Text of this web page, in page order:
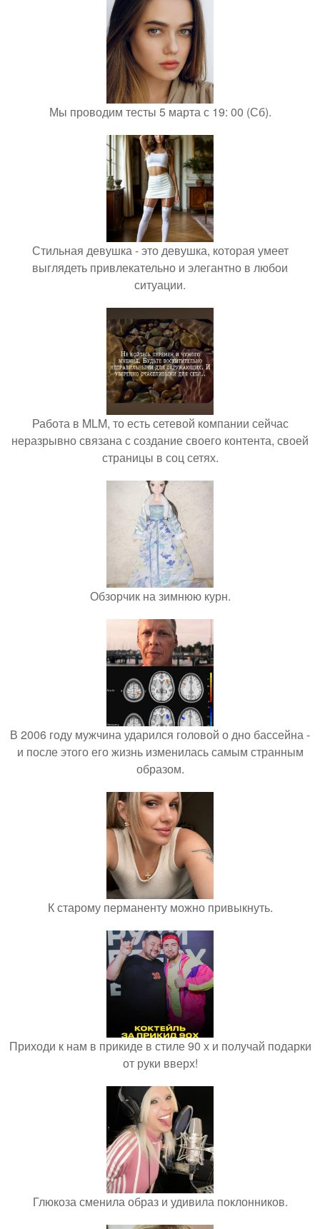
Мы проводим тесты 5 марта с 19: 00 (Сб).
Стильная девушка - это девушка, которая умеет
выглядеть привлекательно и элегантно в любои
ситуации.
Работа в MLM, то есть сетевой компании сейчас
неразрывно связана с создание своего контента, своей
страницы в соц сетях.
Обзорчик на зимнюю курн.
В 2006 году мужчина ударился головой о дно бассейна -
и после этого его жизнь изменилась самым странным
образом.
К старому перманенту можно привыкнуть.
Приходи к нам в прикиде в стиле 90 х и получай подарки
от руки вверх!
Глюкоза сменила образ и удивила поклонников.